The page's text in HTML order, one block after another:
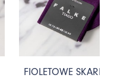
FIOLETOWE